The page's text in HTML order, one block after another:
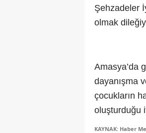
Şehzadeler
olmak
Amasya’da
dayanışma
çocukların
oluşturduğu
KAYNAK: Haber